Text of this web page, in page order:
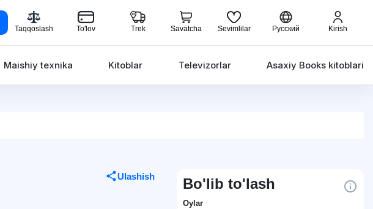
Taqqoslash To'lov Trek Savatcha Sevimlilar Русский Kirish
Maishiy texnika Kitoblar Televizorlar Asaxiy Books kitoblari
Ulashish Bo'lib to'lash
Oylar